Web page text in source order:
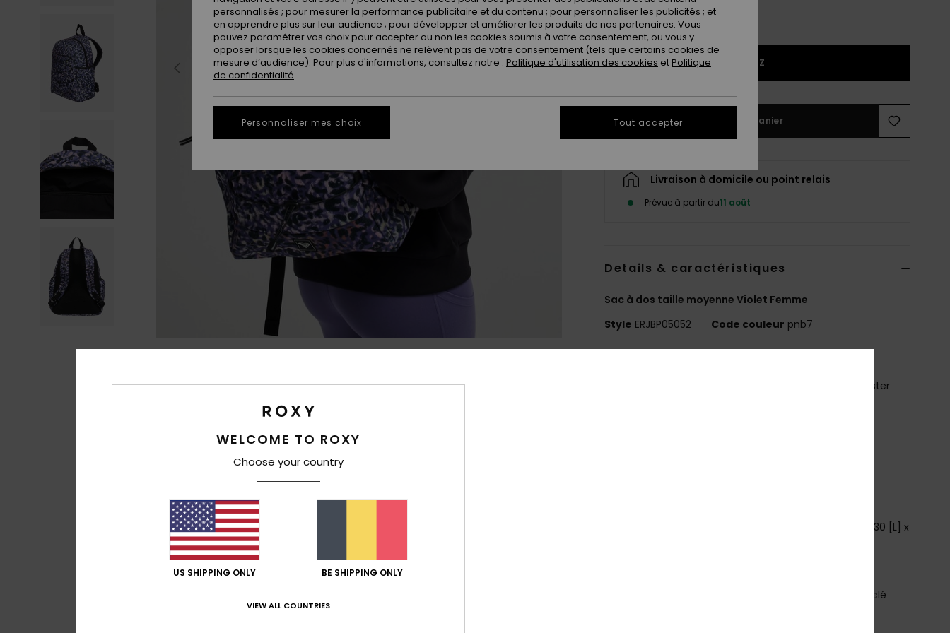
1SZ
Ajouter au panier
Livraison à domicile ou point relais
Prévue à partir du11 août
Details & caractéristiques
Sac à dos taille moyenne Violet Femme
Style ERJBP05052 Code couleur pnb7
polyester recyclé 600D imprimé / polyester
16,14″ [H] x 11,8″ [L] x 5,5″ [P] / 41 [H] x 30 [L] x
[Matière principale] 100% polyester recyclé
WELCOME TO ROXY
Choose your country
US SHIPPING ONLY BE SHIPPING ONLY
VIEW ALL COUNTRIES
personnalisés ; pour mesurer la performance publicitaire et du contenu ; pour personnaliser les publicités ; et
en apprendre plus sur leur audience ; pour développer et améliorer les produits de nos partenaires. Vous
pouvez paramétrer vos choix pour accepter ou non les cookies soumis à votre consentement, ou vous y
opposer lorsque les cookies concernés ne relèvent pas de votre consentement (tels que certains cookies de
mesure d’audience). Pour plus d'informations, consultez notre : Politique d'utilisation des cookies etPolitique
de confidentialité
Personnaliser mes choix Tout accepter